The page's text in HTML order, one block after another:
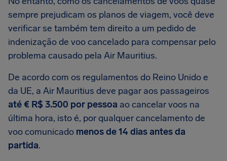
sempre prejudicam os planos de viagem, você deve
verificar se também tem direito a um pedido de
indenização de voo cancelado para compensar pelo
problema causado pela Air Mauritius.
De acordo com os regulamentos do Reino Unido e
da UE, a Air Mauritius deve pagar aos passageiros
até € R$ 3.500 por pessoa ao cancelar voos na
última hora, isto é, por qualquer cancelamento de
voo comunicado menos de 14 dias antes da
partida.